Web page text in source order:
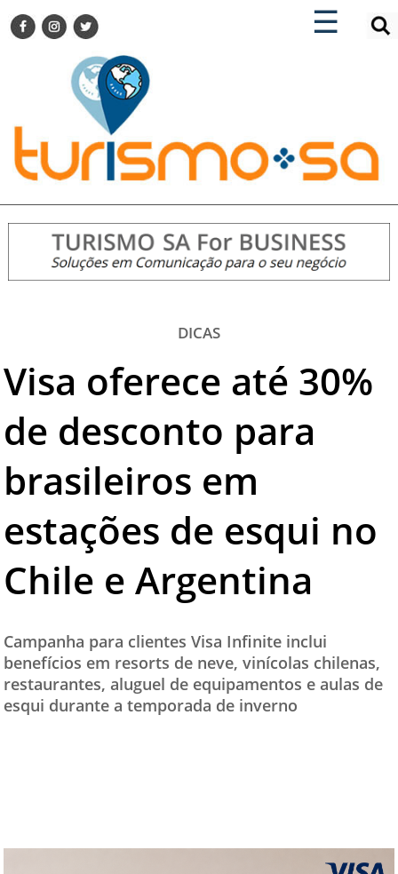
☰
×
TURISMO SA FOR BUSINESS
DESTINOS NACIONAIS
DESTINOS INTERNACIONAIS
CITY BREAK
TURISMO E MERCADO
EVENTOS
HOTELARIA
DICAS
TURISMO SA TV
TESTADO E APROVADO
ÚLTIMAS NOTÍCIAS
PARCEIROS
QUEM SOMOS - EQUIPE
CONTATO
×
ENCONTRE SUA NOTÍCIA
DICAS
Visa oferece até 30%
de desconto para
brasileiros em
estações de esqui no
Chile e Argentina
Campanha para clientes Visa Infinite inclui
benefícios em resorts de neve, vinícolas chilenas,
restaurantes, aluguel de equipamentos e aulas de
esqui durante a temporada de inverno